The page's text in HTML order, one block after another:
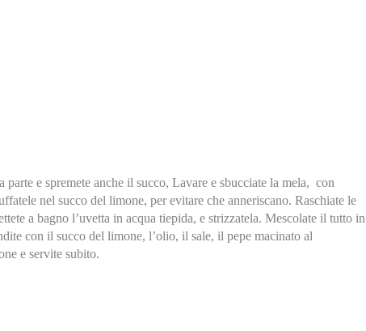
e spremete anche il succo, Lavare e sbucciate la mela, con
nel succo del limone, per evitare che anneriscano. Raschiate le
a bagno l’uvetta in acqua tiepida, e strizzatela. Mescolate il tutto in
con il succo del limone, l’olio, il sale, il pepe macinato al
e servite subito.